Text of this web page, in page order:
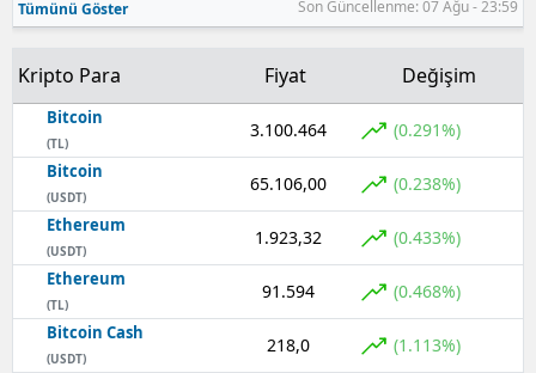
Sinop
Sivas
Tekirdağ
Tokat
Trabzon
Tümünü Göster Son Güncellenme: 07 Ağu - 23:59
Kripto Para Fiyat Değişim
Bitcoin
(TL)
3.100.464 (0.291%)
Bitcoin
(USDT)
65.106,00 (0.238%)
Ethereum
(USDT)
1.923,32 (0.433%)
Ethereum
(TL)
91.594 (0.468%)
Bitcoin Cash
(USDT)
218,0 (1.113%)